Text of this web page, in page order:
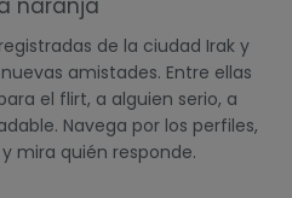
naranja
de la ciudad Irak y
amistades. Entre ellas
el flirt, a alguien serio, a
Navega por los perfiles,
mira quién responde.